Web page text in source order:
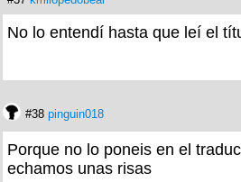
No lo entendí hasta que leí el
#38 pinguin018
Porque no lo poneis en el
echamos unas risas